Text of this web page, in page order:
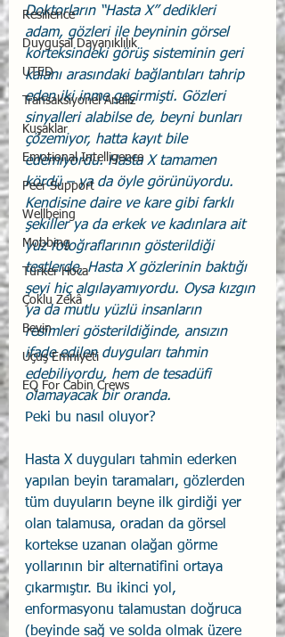
Resilience
Duygusal Dayanıklılık
UTED
Transaksiyonel Analiz
Kuşaklar
Emotional Intelligence
Peer Support
Wellbeing
Mobbing
Türker Hoca
Çoklu Zekâ
Beyin
Uçuş Emniyeti
EQ For Cabin Crews
Doktorların “Hasta X” dedikleri
adam, gözleri ile beyninin görsel
korteksindeki görüş sisteminin geri
kalanı arasındaki bağlantıları tahrip
eden iki inme geçirmişti. Gözleri
sinyalleri alabilse de, beyni bunları
çözemiyor, hatta kayıt bile
edemiyordu. Hasta X tamamen
kördü – ya da öyle görünüyordu.
Kendisine daire ve kare gibi farklı
şekiller ya da erkek ve kadınlara ait
yüz fotoğraflarının gösterildiği
testlerde, Hasta X gözlerinin baktığı
şeyi hiç algılayamıyordu. Oysa kızgın
ya da mutlu yüzlü insanların
resimleri gösterildiğinde, ansızın
ifade edilen duyguları tahmin
edebiliyordu, hem de tesadüfi
olamayacak bir oranda.
Peki bu nasıl oluyor?
Hasta X duyguları tahmin ederken
yapılan beyin taramaları, gözlerden
tüm duyuların beyne ilk girdiği yer
olan talamusa, oradan da görsel
kortekse uzanan olağan görme
yollarının bir alternatifini ortaya
çıkarmıştır. Bu ikinci yol,
enformasyonu talamustan doğruca
(beyinde sağ ve solda olmak üzere